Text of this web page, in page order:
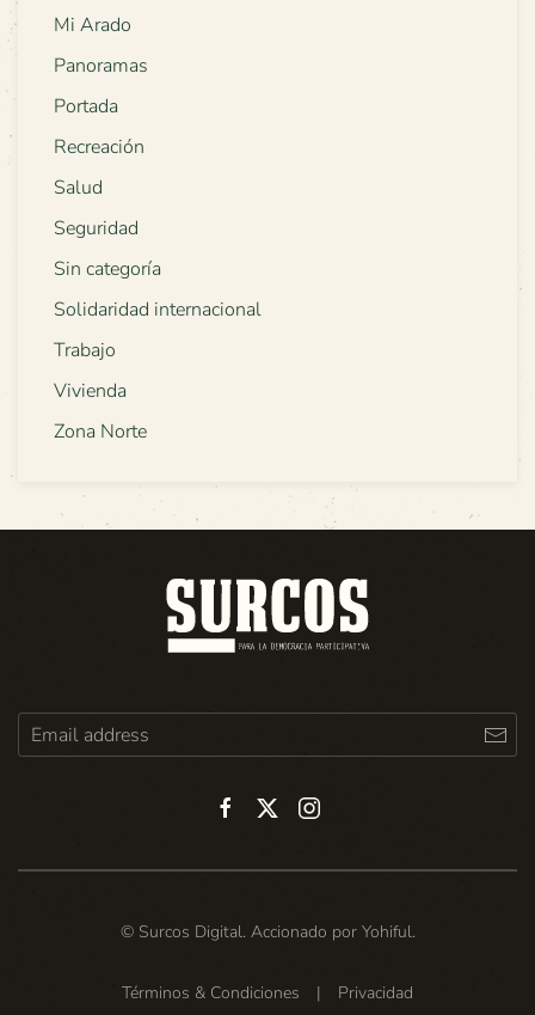
Mi Arado
Panoramas
Portada
Recreación
Salud
Seguridad
Sin categoría
Solidaridad internacional
Trabajo
Vivienda
Zona Norte
© Surcos Digital. Accionado por Yohiful.
Términos & Condiciones | Privacidad